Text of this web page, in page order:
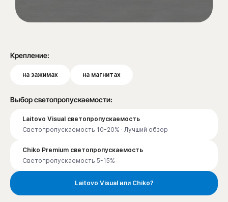
Крепление:
на зажимах на магнитах
Выбор светопропускаемости:
Laitovo Visual светопропускаемость
Светопропускаемость 10-20% · Лучший обзор
Chiko Premium светопропускаемость
Светопропускаемость 5-15%
Laitovo Visual или Chiko?